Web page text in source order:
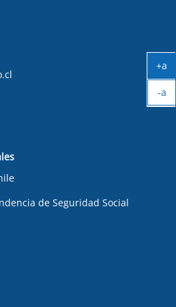
de Seguridad Social
+a
-a